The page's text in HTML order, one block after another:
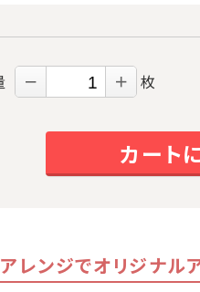
レンジでオリジナルア
－ ＋ 枚
カート